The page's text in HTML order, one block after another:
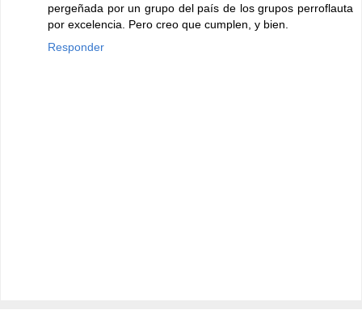
pergeñada por un grupo del país de los grupos perroflauta
por excelencia. Pero creo que cumplen, y bien.
Responder